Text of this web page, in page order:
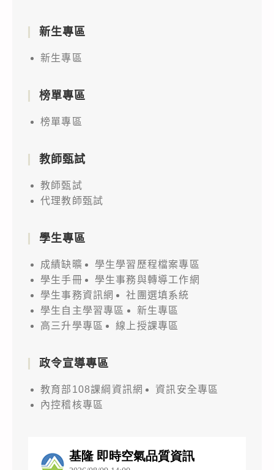
新生專區
新生專區
榜單專區
榜單專區
教師甄試
教師甄試
代理教師甄試
學生專區
成績缺曠
學生學習歷程檔案專區
學生手冊
學生事務與轉導工作網
學生事務資訊網
社團選填系統
學生自主學習專區
新生專區
高三升學專區
線上授課專區
政令宣導專區
教育部108課綱資訊網
資訊安全專區
內控稽核專區